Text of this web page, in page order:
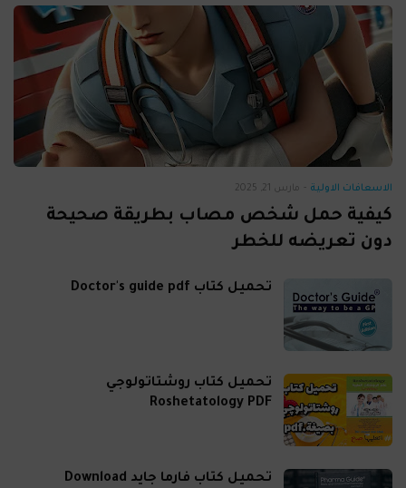
الاسعافات الاولية - مارس 21, 2025
كيفية حمل شخص مصاب بطريقة صحيحة
دون تعريضه للخطر
تحميل كتاب Doctor's guide pdf
تحميل كتاب روشتاتولوجي
Roshetatology PDF
تحميل كتاب فارما جايد Download